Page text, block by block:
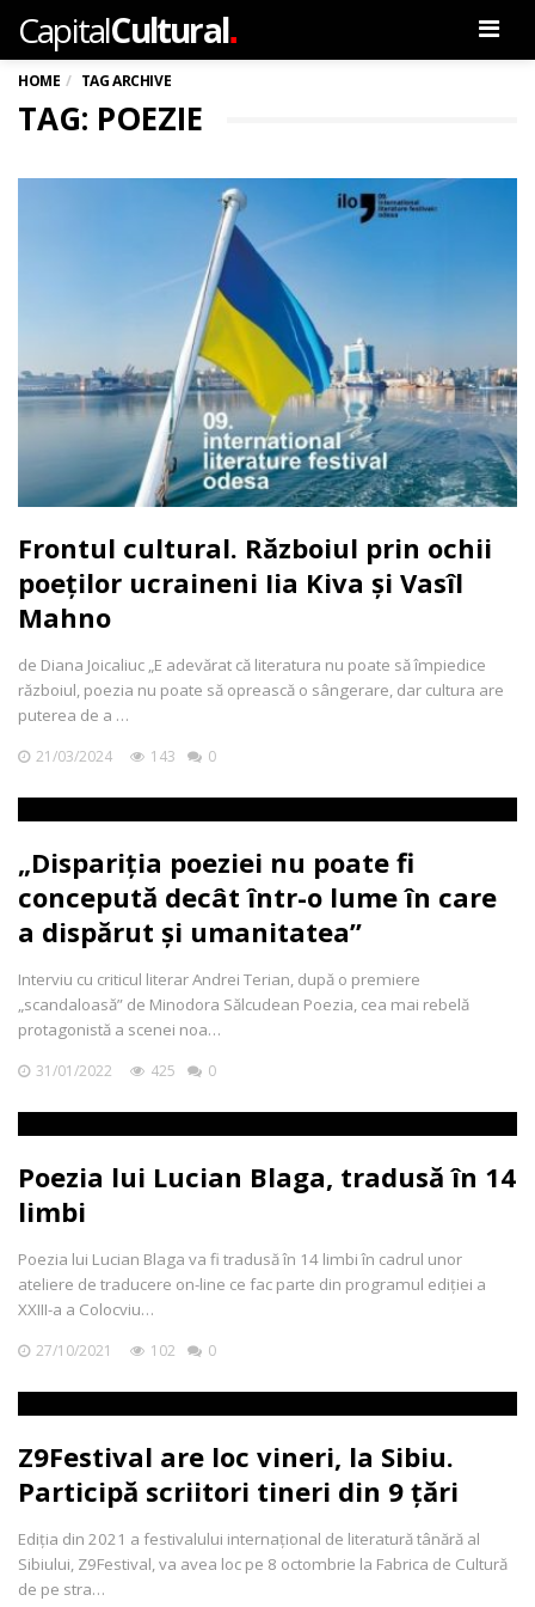
CapitalCultural.
HOME TAG ARCHIVE
TAG: POEZIE
Frontul cultural. Războiul prin ochii
poeților ucraineni Iia Kiva și Vasîl
Mahno
de Diana Joicaliuc „E adevărat că literatura nu poate să împiedice
războiul, poezia nu poate să oprească o sângerare, dar cultura are
puterea de a …
21/03/2024 143 0
„Dispariția poeziei nu poate fi
concepută decât într-o lume în care
a dispărut și umanitatea”
Interviu cu criticul literar Andrei Terian, după o premiere
„scandaloasă” de Minodora Sălcudean Poezia, cea mai rebelă
protagonistă a scenei noa…
31/01/2022 425 0
Poezia lui Lucian Blaga, tradusă în 14
limbi
Poezia lui Lucian Blaga va fi tradusă în 14 limbi în cadrul unor
ateliere de traducere on-line ce fac parte din programul ediției a
XXIII-a a Colocviu…
27/10/2021 102 0
Z9Festival are loc vineri, la Sibiu.
Participă scriitori tineri din 9 țări
Ediția din 2021 a festivalului internațional de literatură tânără al
Sibiului, Z9Festival, va avea loc pe 8 octombrie la Fabrica de Cultură
de pe stra…